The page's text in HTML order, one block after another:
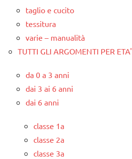
taglio e cucito
tessitura
varie – manualità
TUTTI GLI ARGOMENTI PER ETA'
da 0 a 3 anni
dai 3 ai 6 anni
dai 6 anni
classe 1a
classe 2a
classe 3a